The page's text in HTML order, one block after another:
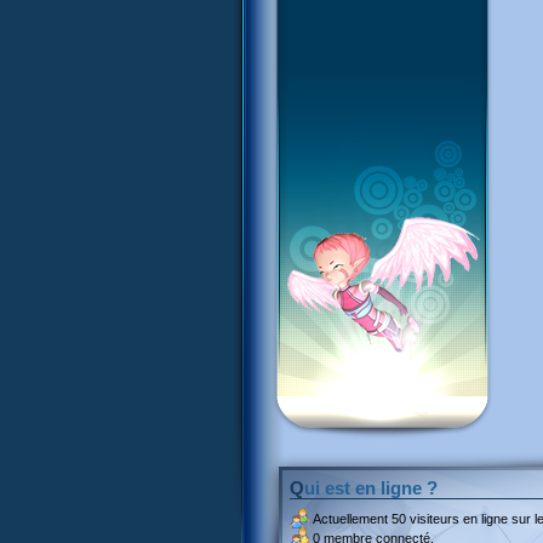
Qui est en ligne ?
Actuellement 50 visiteurs en ligne sur
0 membre connecté.